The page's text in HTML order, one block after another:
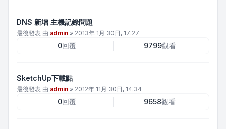
DNS 新增 主機記錄問題
最後發表 由 admin » 2013年 1月 30日, 17:27
0回覆 9799觀看
SketchUp下載點
最後發表 由 admin » 2012年 11月 30日, 14:34
0回覆 9658觀看